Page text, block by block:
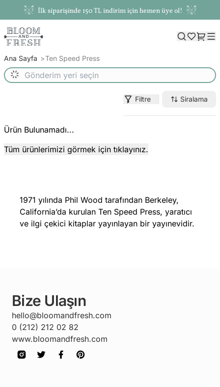
İlk siparişinde 150 TL indirim için hemen üye ol!
Ana Sayfa Ten Speed Press
Filtre Siralama
Ürün Bulunamadı...
Tüm ürünlerimizi görmek için tıklayınız.
1971 yılında Phil Wood tarafından Berkeley,
California’da kurulan Ten Speed Press, yaratıcı
ve ilgi çekici kitaplar yayınlayan bir yayınevidir.
Bize Ulaşın
hello@bloomandfresh.com
0 (212) 212 02 82
www.bloomandfresh.com